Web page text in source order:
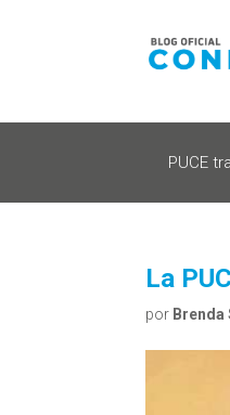
PUCE
La
por